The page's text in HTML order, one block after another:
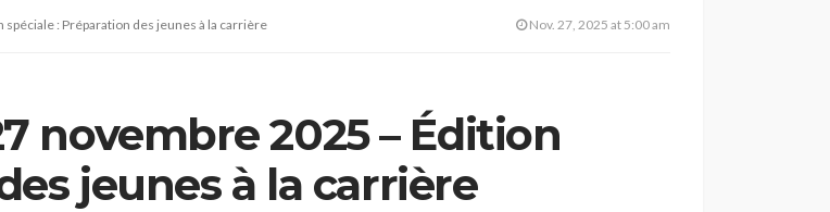
: Préparation des jeunes à la carrière Nov. 27, 2025 at 5:00 am
novembre 2025 – Édition
jeunes à la carrière